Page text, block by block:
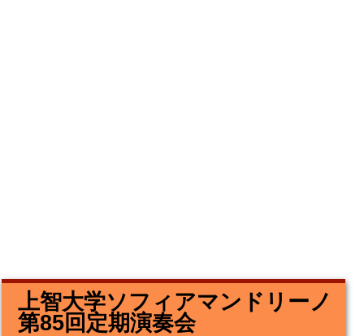
上智大学ソフィアマンドリーノ
第85回定期演奏会